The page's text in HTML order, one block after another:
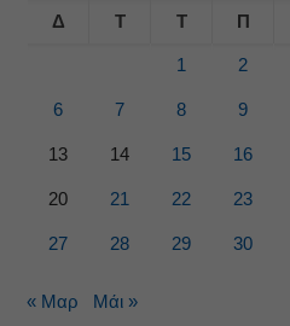
Δ Τ Τ Π
1 2
6 7 8 9
13 14 15 16
20 21 22 23
27 28 29 30
« Μαρ Μάι »